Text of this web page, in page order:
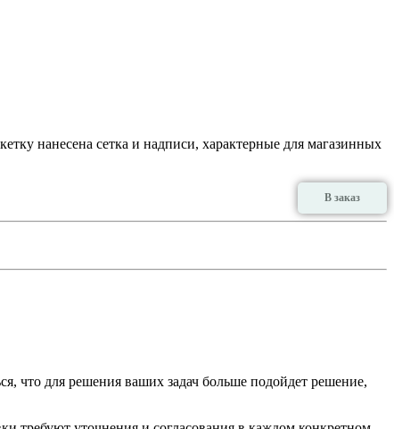
нанесена сетка и надписи, характерные для магазинных
В заказ
что для решения ваших задач больше подойдет решение,